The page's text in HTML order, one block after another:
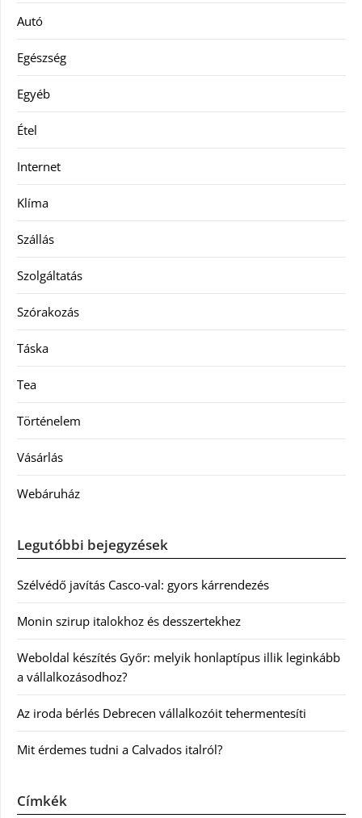
Autó
Egészség
Egyéb
Étel
Internet
Klíma
Szállás
Szolgáltatás
Szórakozás
Táska
Tea
Történelem
Vásárlás
Webáruház
Legutóbbi bejegyzések
Szélvédő javítás Casco-val: gyors kárrendezés
Monin szirup italokhoz és desszertekhez
Weboldal készítés Győr: melyik honlaptípus illik leginkább
a vállalkozásodhoz?
Az iroda bérlés Debrecen vállalkozóit tehermentesíti
Mit érdemes tudni a Calvados italról?
Címkék